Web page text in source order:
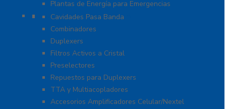
Plantas de Energía para Emergencias
Filtros y Sistemas en RF
Cavidades Pasa Banda
Combinadores
Duplexers
Filtros Activos a Cristal
Preselectores
Repuestos para Duplexers
TTA y Multiacopladores
Accesorios Amplificadores Celular/Nextel